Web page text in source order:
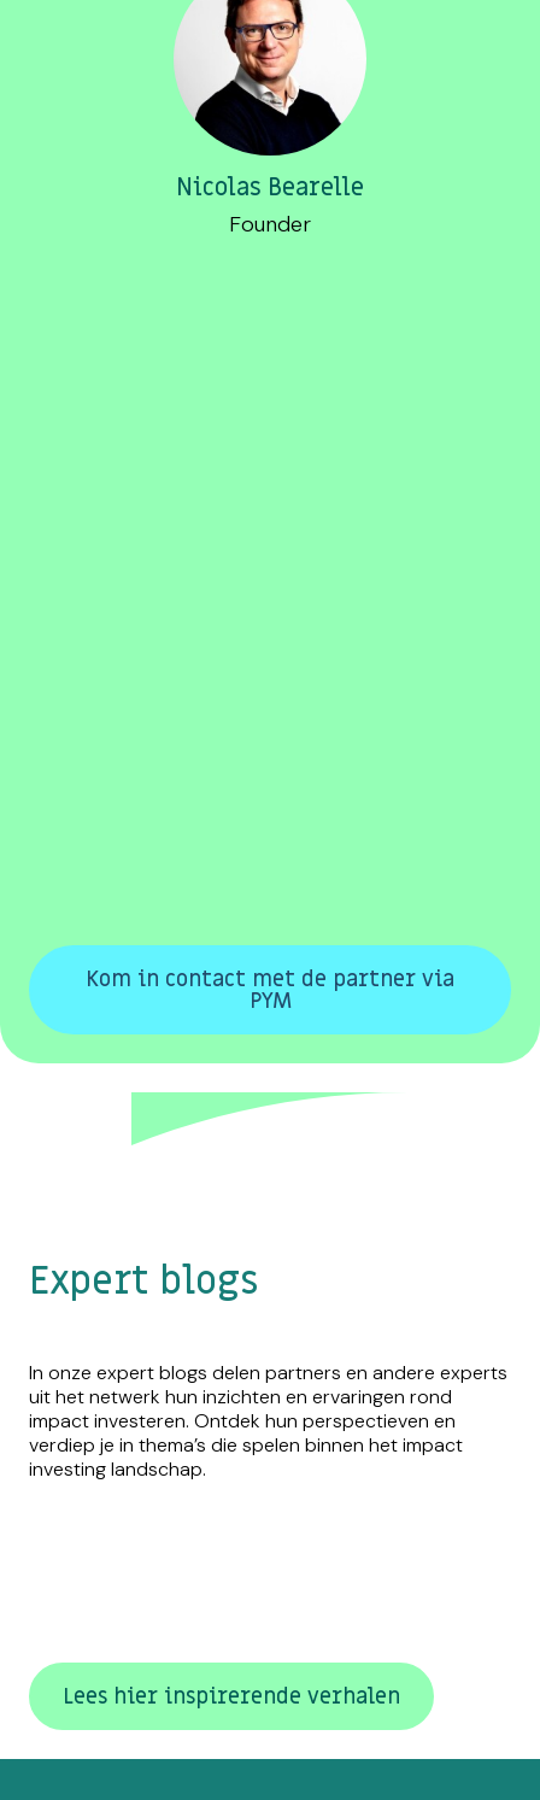
Nicolas Bearelle
Founder
Kom in contact met de partner via
PYM
Expert blogs
In onze expert blogs delen partners en andere experts
uit het netwerk hun inzichten en ervaringen rond
impact investeren. Ontdek hun perspectieven en
verdiep je in thema’s die spelen binnen het impact
investing landschap.
Lees hier inspirerende verhalen